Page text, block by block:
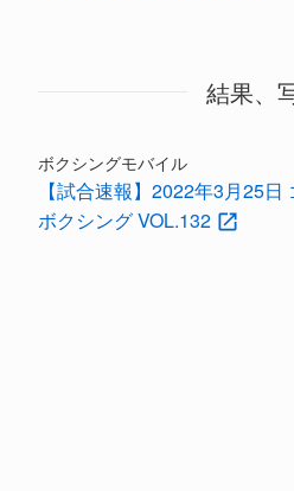
結果、
ボクシングモバイル
【試合速報】2022年3月25
ボクシング VOL.132